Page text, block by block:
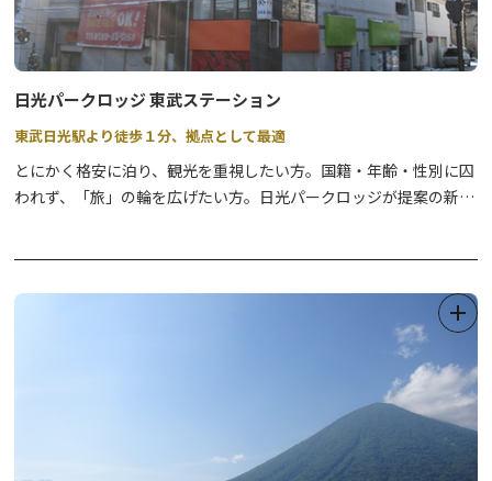
日光パークロッジ 東武ステーション
東武日光駅より徒歩１分、拠点として最適
とにかく格安に泊り、観光を重視したい方。国籍・年齢・性別に囚
われず、「旅」の輪を広げたい方。日光パークロッジが提案の新し